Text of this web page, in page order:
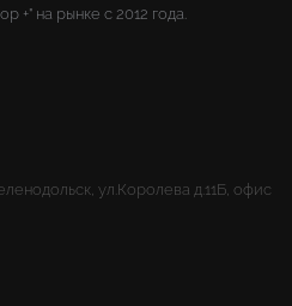
+" на рынке с 2012 года.
ул.Королева д.11Б, офис